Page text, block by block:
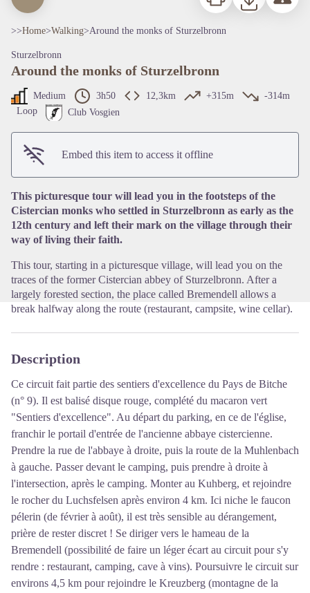
View picture in full screen
>>Home>Walking>Around the monks of Sturzelbronn
Sturzelbronn
Around the monks of Sturzelbronn
Medium 3h50 12,3km +315m
-314m
Loop
Club Vosgien
Embed this item to access it offline
This picturesque tour will lead you in the footsteps of the
Cistercian monks who settled in Sturzelbronn as early as the
12th century and left their mark on the village through their
way of living their faith.
This tour, starting in a picturesque village, will lead you on the
traces of the former Cistercian abbey of Sturzelbronn. After a
largely forested section, the place called Bremendell allows a
break halfway along the route (restaurant, campsite, wine cellar).
Description
Ce circuit fait partie des sentiers d'excellence du Pays de Bitche
(n° 9). Il est balisé disque rouge, complété du macaron vert
"Sentiers d'excellence". Au départ du parking, en ce de l'église,
franchir le portail d'entrée de l'ancienne abbaye cistercienne.
Prendre la rue de l'abbaye à droite, puis la route de la Muhlenbach
à gauche. Passer devant le camping, puis prendre à droite à
l'intersection, après le camping. Monter au Kuhberg, et rejoindre
le rocher du Luchsfelsen après environ 4 km. Ici niche le faucon
pélerin (de février à août), il est très sensible au dérangement,
prière de rester discret ! Se diriger vers le hameau de la
Bremendell (possibilité de faire un léger écart au circuit pour s'y
rendre : restaurant, camping, cave à vins). Poursuivre le circuit sur
environs 4,5 km pour rejoindre le Kreuzberg (montagne de la